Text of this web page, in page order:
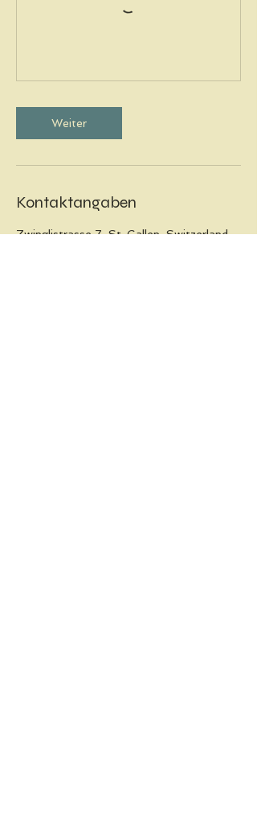
Weiter
Kontaktangaben
Zwinglistrasse 7, St. Gallen, Switzerland